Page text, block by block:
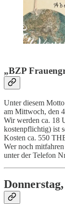
„BZP
Unter diesem
am Mittwoch, den
Wir werden ca. 18
kostenpflichtig) ist
Kosten ca. 550
Wer noch
unter der Telefon